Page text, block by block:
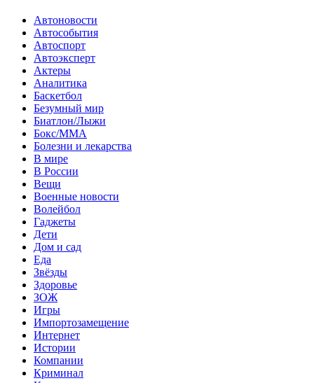
Автоновости
Автособытия
Автоспорт
Автоэксперт
Актеры
Аналитика
Баскетбол
Безумный мир
Биатлон/Лыжи
Бокс/MMA
Болезни и лекарства
В мире
В России
Вещи
Военные новости
Волейбол
Гаджеты
Дети
Дом и сад
Еда
Звёзды
Здоровье
ЗОЖ
Игры
Импортозамещение
Интернет
Истории
Компании
Криминал